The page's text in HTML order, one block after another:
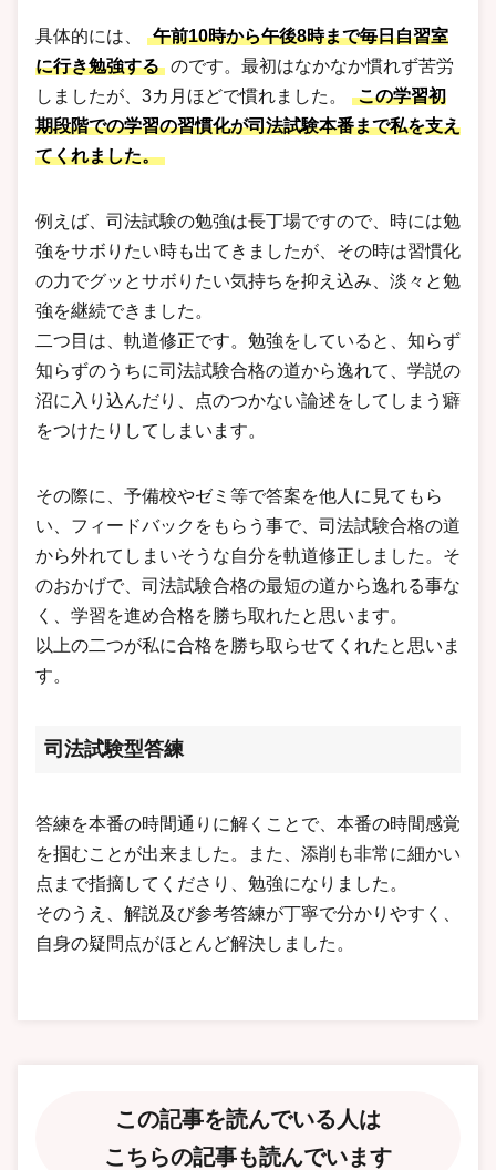
具体的には、
午前10時から午後8時まで毎日自習室
に行き勉強する のです。最初はなかなか慣れず苦労
しましたが、3カ月ほどで慣れました。
この学習初
期段階での学習の習慣化が司法試験本番まで私を支え
てくれました。
例えば、司法試験の勉強は長丁場ですので、時には勉
強をサボりたい時も出てきましたが、その時は習慣化
の力でグッとサボりたい気持ちを抑え込み、淡々と勉
強を継続できました。
二つ目は、軌道修正です。勉強をしていると、知らず
知らずのうちに司法試験合格の道から逸れて、学説の
沼に入り込んだり、点のつかない論述をしてしまう癖
をつけたりしてしまいます。
その際に、予備校やゼミ等で答案を他人に見てもら
い、フィードバックをもらう事で、司法試験合格の道
から外れてしまいそうな自分を軌道修正しました。そ
のおかげで、司法試験合格の最短の道から逸れる事な
く、学習を進め合格を勝ち取れたと思います。
以上の二つが私に合格を勝ち取らせてくれたと思いま
す。
司法試験型答練
答練を本番の時間通りに解くことで、本番の時間感覚
を掴むことが出来ました。また、添削も非常に細かい
点まで指摘してくださり、勉強になりました。
そのうえ、解説及び参考答練が丁寧で分かりやすく、
自身の疑問点がほとんど解決しました。
この記事を読んでいる人は
こちらの記事も読んでいます